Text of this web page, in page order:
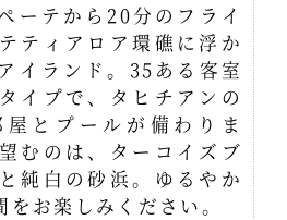
ーテから20分のフライ
ティアロア環礁に浮か
イランド。35ある客室
イプで、タヒチアンの
とプールが備わりま
むのは、ターコイズブ
純白の砂浜。ゆるやか
お楽しみください。